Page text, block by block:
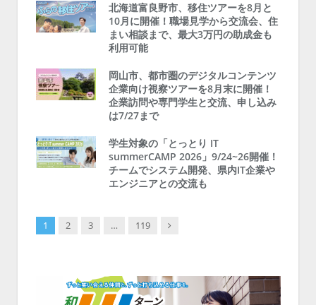
北海道富良野市、移住ツアーを8月と
10月に開催！職場見学から交流会、住
まい相談まで、最大3万円の助成金も
利用可能
岡山市、都市圏のデジタルコンテンツ
企業向け視察ツアーを8月末に開催！
企業訪問や専門学生と交流、申し込み
は7/27まで
学生対象の「とっとり IT
summerCAMP 2026」9/24~26開催！
チームでシステム開発、県内IT企業や
エンジニアとの交流も
1 2 3 … 119 Next